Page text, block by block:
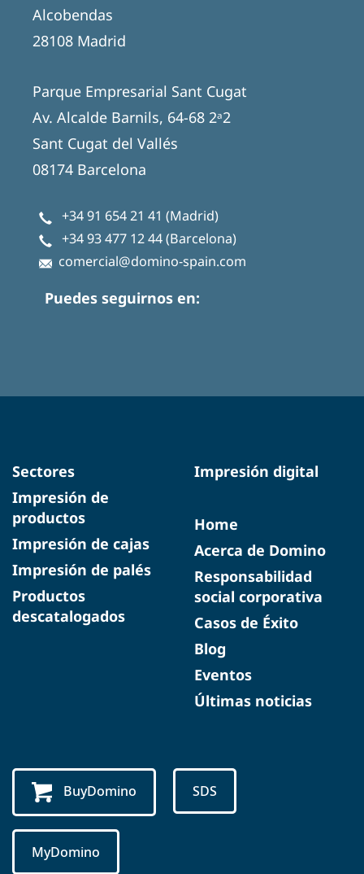
Alcobendas
28108 Madrid
Parque Empresarial Sant Cugat
Av. Alcalde Barnils, 64-68 2ᵃ2
Sant Cugat del Vallés
08174 Barcelona
+34 91 654 21 41 (Madrid)
+34 93 477 12 44(Barcelona)
comercial@domino-spain.com
Puedes seguirnos en:
Sectores
Impresión de
productos
Impresión de cajas
Impresión de palés
Productos
descatalogados
Impresión digital
Home
Acerca de Domino
Responsabilidad
social corporativa
Casos de Éxito
Blog
Eventos
Últimas noticias
BuyDomino SDS
MyDomino